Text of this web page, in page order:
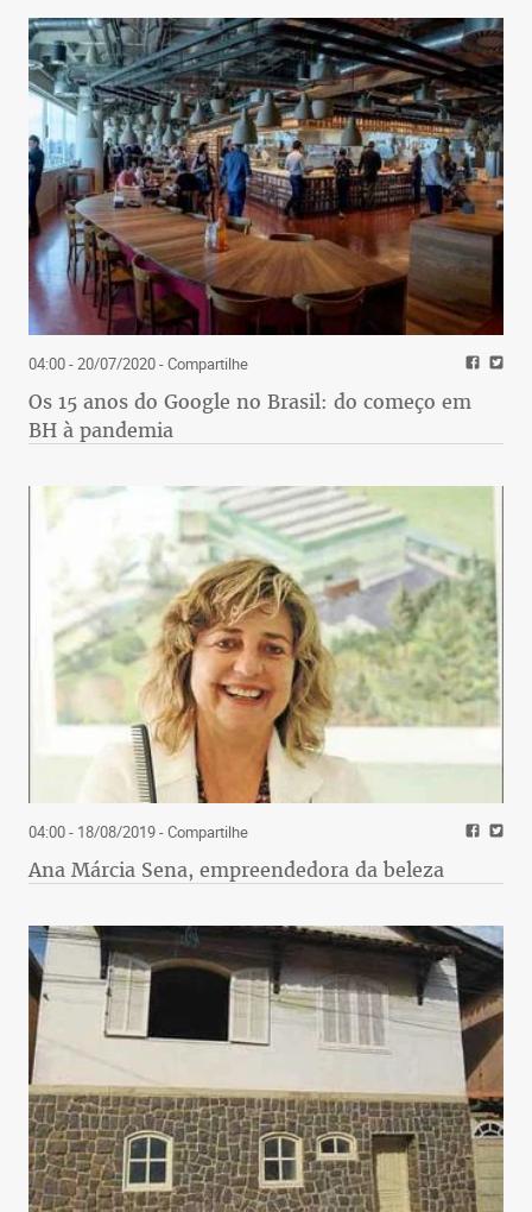
04:00 - 20/07/2020- Compartilhe
Os 15 anos do Google no Brasil: do começo em
BH à pandemia
04:00 - 18/08/2019- Compartilhe
Ana Márcia Sena, empreendedora da beleza